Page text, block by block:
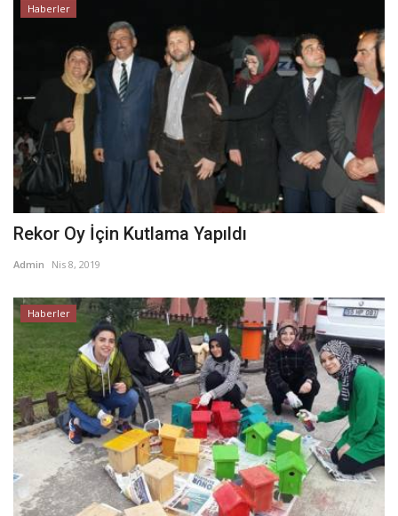
Haberler
Rekor Oy İçin Kutlama Yapıldı
Admin Nis 8, 2019
Haberler